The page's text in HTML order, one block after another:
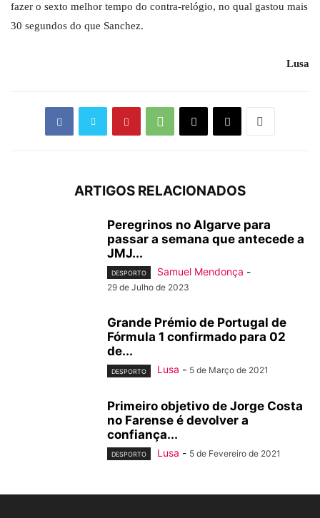
fazer o sexto melhor tempo do contra-relógio, no qual gastou mais
30 segundos do que Sanchez.
Lusa
ARTIGOS RELACIONADOS
Peregrinos no Algarve para
passar a semana que antecede a
JMJ...
DESPORTO Samuel Mendonça -
29 de Julho de 2023
Grande Prémio de Portugal de
Fórmula 1 confirmado para 02
de...
DESPORTO Lusa - 5 de Março de 2021
Primeiro objetivo de Jorge Costa
no Farense é devolver a
confiança...
DESPORTO Lusa - 5 de Fevereiro de 2021